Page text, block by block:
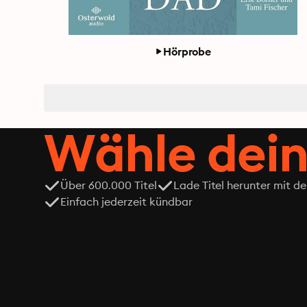
Hörprobe
Wähle
Über 600.000 Titel Lade Titel herunter mit
Einfach jederzeit kündbar